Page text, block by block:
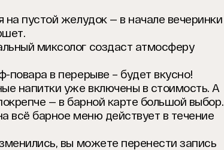
на пустой желудок — в начале вечеринки
миксолог создаст атмосферу
повара в перерыве – будет вкусно!
напитки уже включены в стоимость. А
— в барной карте большой выбор.
всё барное меню действует в течение
вы можете перенести запись